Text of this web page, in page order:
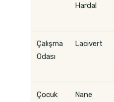
Hardal
Çalışma
Odası
Lacivert
Çocuk
Nane